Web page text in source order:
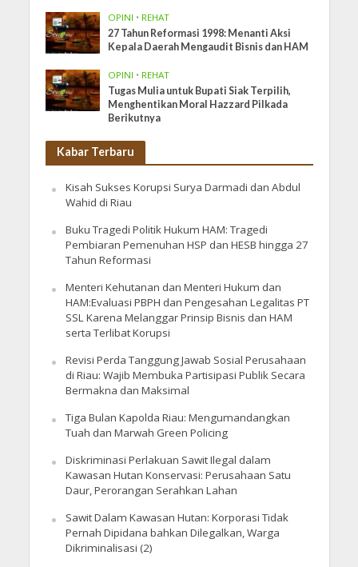
OPINI • REHAT
27 Tahun Reformasi 1998: Menanti Aksi
Kepala Daerah Mengaudit Bisnis dan HAM
OPINI • REHAT
Tugas Mulia untuk Bupati Siak Terpilih,
Menghentikan Moral Hazzard Pilkada
Berikutnya
Kabar Terbaru
Kisah Sukses Korupsi Surya Darmadi dan Abdul
Wahid di Riau
Buku Tragedi Politik Hukum HAM: Tragedi
Pembiaran Pemenuhan HSP dan HESB hingga 27
Tahun Reformasi
Menteri Kehutanan dan Menteri Hukum dan
HAM:Evaluasi PBPH dan Pengesahan Legalitas PT
SSL Karena Melanggar Prinsip Bisnis dan HAM
serta Terlibat Korupsi
Revisi Perda Tanggung Jawab Sosial Perusahaan
di Riau: Wajib Membuka Partisipasi Publik Secara
Bermakna dan Maksimal
Tiga Bulan Kapolda Riau: Mengumandangkan
Tuah dan Marwah Green Policing
Diskriminasi Perlakuan Sawit Ilegal dalam
Kawasan Hutan Konservasi: Perusahaan Satu
Daur, Perorangan Serahkan Lahan
Sawit Dalam Kawasan Hutan: Korporasi Tidak
Pernah Dipidana bahkan Dilegalkan, Warga
Dikriminalisasi (2)